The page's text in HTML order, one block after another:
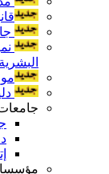
قانون 81 لسنة
البشرية